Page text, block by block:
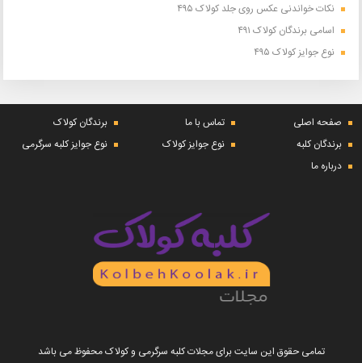
نکات خواندنی عکس روی جلد کولاک ۴۹۵
اسامی برندگان کولاک ۴۹۱
نوع جوایز کولاک ۴۹۵
صفحه اصلی تماس با ما
برندگان کولاک
برندگان کلبه
نوع جوایز کولاک
نوع جوایز کلبه سرگرمی
درباره ما
تمامی حقوق این سایت برای مجلات کلبه سرگرمی و کولاک محفوظ می باشد